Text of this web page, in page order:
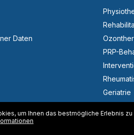
Daten
PRP-
Geriatrie
um Ihnen das bestmögliche Erlebnis